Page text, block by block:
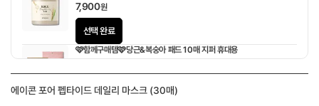
7,900원
선택 완료
🩷함께구매템🩷당근&복숭아 패드 10매 지퍼 휴대용
에이콘 포어 펩타이드 데일리 마스크 (30매)